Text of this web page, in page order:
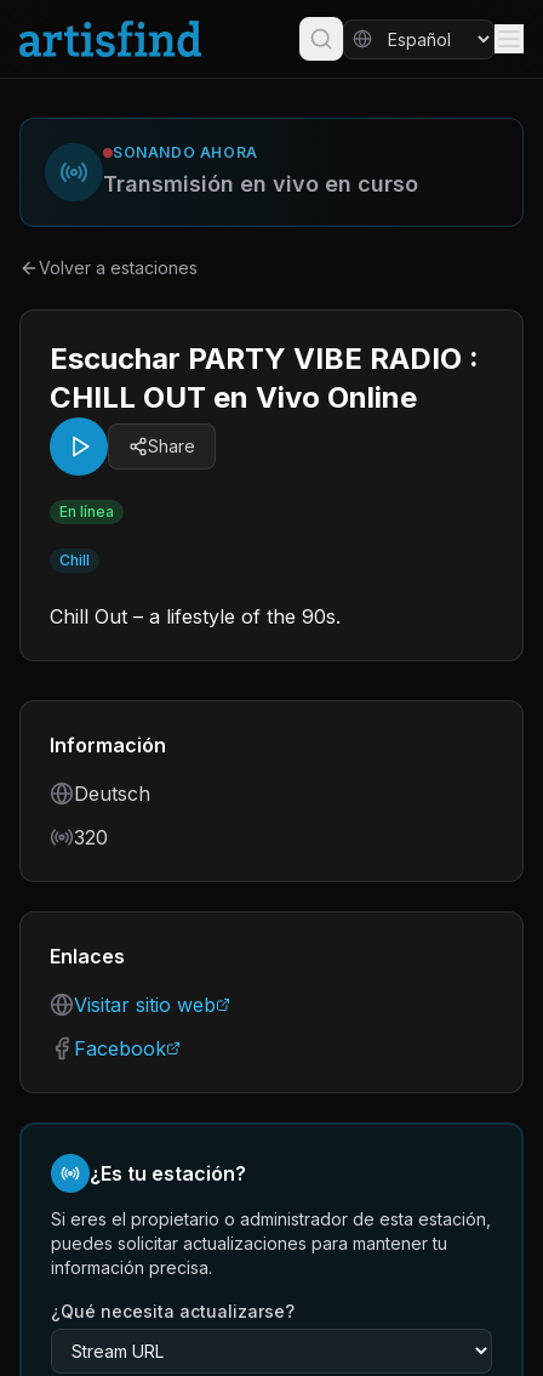
SONANDO AHORA
Transmisión en vivo en curso
Volver a estaciones
Escuchar PARTY VIBE RADIO :
CHILL OUT en Vivo Online
Share
En línea
Chill
Chill Out – a lifestyle of the 90s.
Información
Language
Deutsch
Bitrate
320
Enlaces
Visitar sitio web
Facebook
¿Es tu estación?
Si eres el propietario o administrador de esta estación,
puedes solicitar actualizaciones para mantener tu
información precisa.
¿Qué necesita actualizarse?